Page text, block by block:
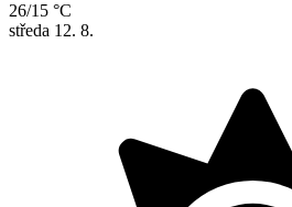
26/15 °C
středa 12. 8.